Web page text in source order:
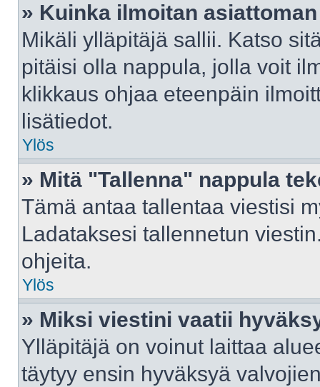
» Kuinka ilmoitan
Mikäli ylläpitäjä sallii. Katso
pitäisi olla nappula, jolla voit
klikkaus ohjaa eteenpäin
lisätiedot.
Ylös
» Mitä "Tallenna" nappula
Tämä antaa tallentaa viestisi
Ladataksesi tallennetun
ohjeita.
Ylös
» Miksi viestini vaatii
Ylläpitäjä on voinut laittaa
täytyy ensin hyväksyä